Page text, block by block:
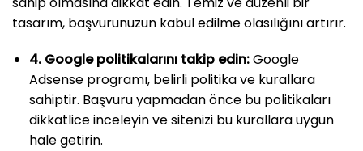
tasarım, başvurunuzun kabul edilme olasılığını artırır.
4. Google politikalarını takip edin:Google
Adsense programı, belirli politika ve kurallara
sahiptir. Başvuru yapmadan önce bu politikaları
dikkatlice inceleyin ve sitenizi bu kurallara uygun
hale getirin.